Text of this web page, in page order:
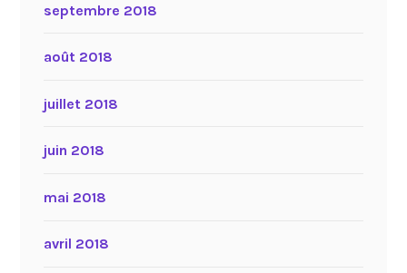
septembre 2018
août 2018
juillet 2018
juin 2018
mai 2018
avril 2018